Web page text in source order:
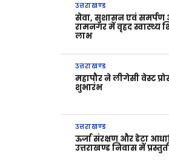
उत्तराखण्ड
सेवा, सुशासन एवं समर्पण
रामनगर में वृहद स्वास्थ्य
लाभ
उत्तराखण्ड
महापौर ने लीगेसी वेस्ट
शुभारंभ
उत्तराखण्ड
ऊर्जा संरक्षण और डेटा
उत्तराखण्ड निवास में